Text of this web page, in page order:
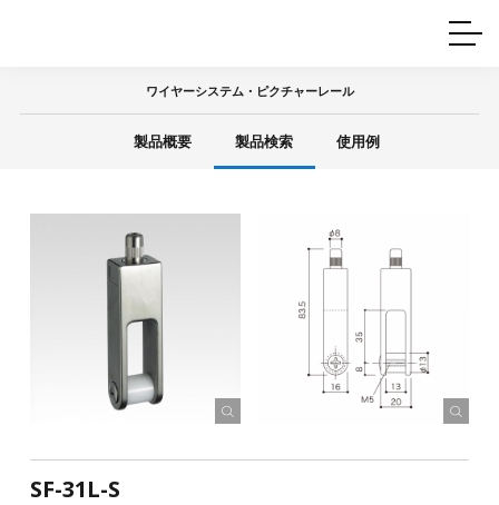
ついて
産業用ワイヤー
技術
サポート
製品の安全と品質について
グリップの使い方
図面ダウンロード
ワイヤーシステム・ピクチャーレール
製品概要 製品検索 使用例
SF-31L-S